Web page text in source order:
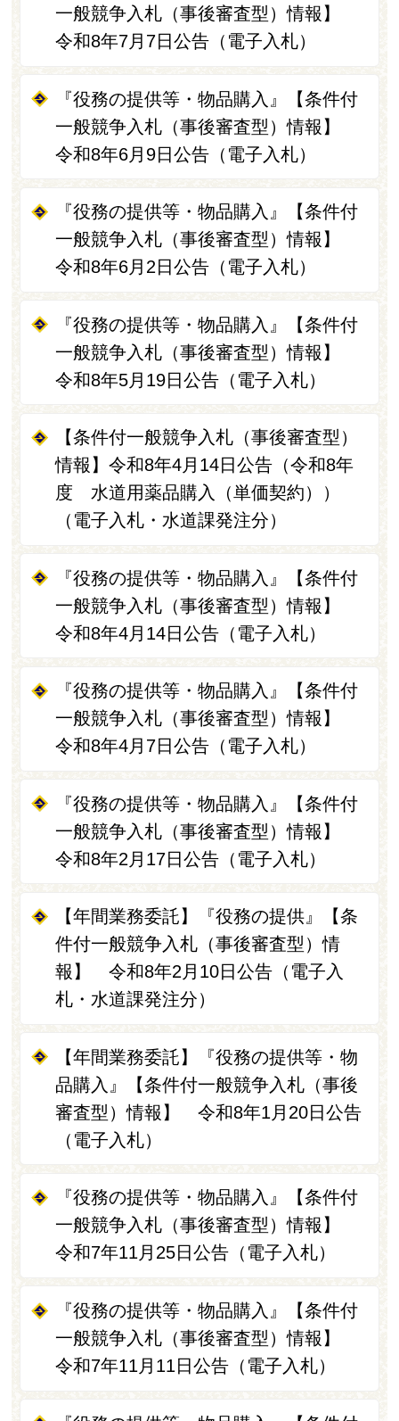
一般競争入札（事後審査型）情報】
令和8年7月7日公告（電子入札）
『役務の提供等・物品購入』【条件付
一般競争入札（事後審査型）情報】
令和8年6月9日公告（電子入札）
『役務の提供等・物品購入』【条件付
一般競争入札（事後審査型）情報】
令和8年6月2日公告（電子入札）
『役務の提供等・物品購入』【条件付
一般競争入札（事後審査型）情報】
令和8年5月19日公告（電子入札）
【条件付一般競争入札（事後審査型）
情報】令和8年4月14日公告（令和8年
度 水道用薬品購入（単価契約））
（電子入札・水道課発注分）
『役務の提供等・物品購入』【条件付
一般競争入札（事後審査型）情報】
令和8年4月14日公告（電子入札）
『役務の提供等・物品購入』【条件付
一般競争入札（事後審査型）情報】
令和8年4月7日公告（電子入札）
『役務の提供等・物品購入』【条件付
一般競争入札（事後審査型）情報】
令和8年2月17日公告（電子入札）
【年間業務委託】『役務の提供』【条
件付一般競争入札（事後審査型）情
報】 令和8年2月10日公告（電子入
札・水道課発注分）
【年間業務委託】『役務の提供等・物
品購入』【条件付一般競争入札（事後
審査型）情報】 令和8年1月20日公告
（電子入札）
『役務の提供等・物品購入』【条件付
一般競争入札（事後審査型）情報】
令和7年11月25日公告（電子入札）
『役務の提供等・物品購入』【条件付
一般競争入札（事後審査型）情報】
令和7年11月11日公告（電子入札）